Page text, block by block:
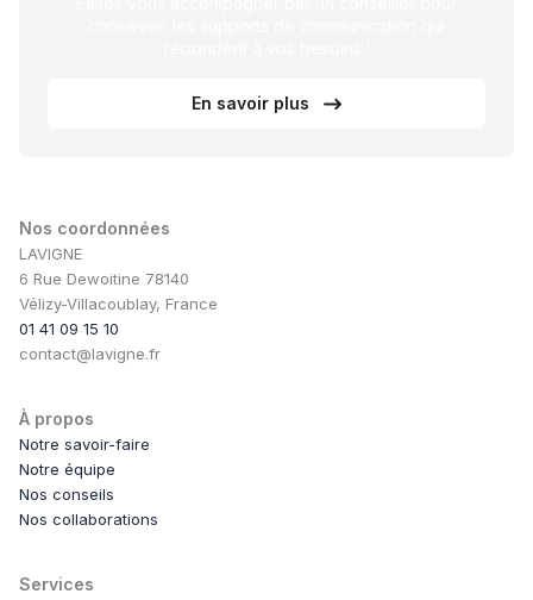
En savoir plus
Nos coordonnées
LAVIGNE
6 Rue Dewoitine 78140
Vélizy-Villacoublay, France
01 41 09 15 10
contact@lavigne.fr
À propos
Notre savoir-faire
Notre équipe
Nos conseils
Nos collaborations
Services